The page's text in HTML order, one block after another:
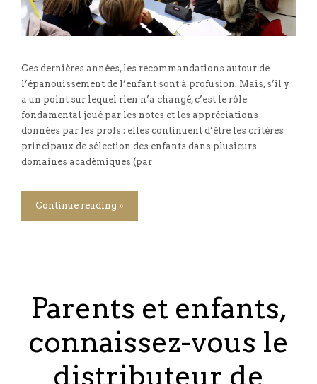
Ces dernières années, les recommandations autour de
l’épanouissement de l’enfant sont à profusion. Mais, s’il y
a un point sur lequel rien n’a changé, c’est le rôle
fondamental joué par les notes et les appréciations
données par les profs : elles continuent d’être les critères
principaux de sélection des enfants dans plusieurs
domaines académiques (par
Continue reading »
Parents et enfants,
connaissez-vous le
distributeur de